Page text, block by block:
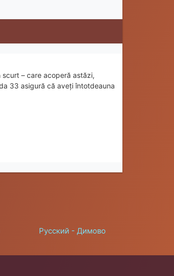
– care acoperă astăzi,
33 asigură că aveți întotdeauna
Русский - Димово